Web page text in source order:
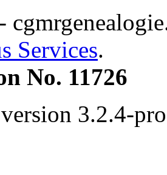
Services.
No. 11726
version 3.2.4-